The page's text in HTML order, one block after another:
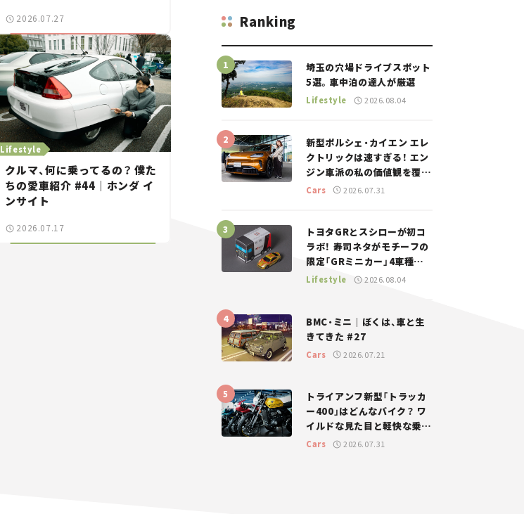
2026.07.27
Lifestyle
クルマ、何に乗ってるの？ 僕た
ちの愛車紹介 #44｜ホンダ イ
ンサイト
2026.07.17
Ranking
埼玉の穴場ドライブスポット
5選。車中泊の達人が厳選
Lifestyle 2026.08.04
新型ポルシェ・カイエン エレ
クトリックは速すぎる！ エン
ジン車派の私の価値観を覆し
た、新しいポルシェの走り。
Cars 2026.07.31
トヨタGRとスシローが初コ
ラボ！ 寿司ネタがモチーフの
限定「GRミニカー」4車種が
登場。入手方法は？【クルマ
Lifestyle 2026.08.04
BMC・ミニ｜ぼくは、車と生
きてきた #27
Cars 2026.07.21
トライアンフ新型「トラッカ
ー400」はどんなバイク？ ワ
イルドな見た目と軽快な乗り
味を両立した400ccフラット
Cars 2026.07.31